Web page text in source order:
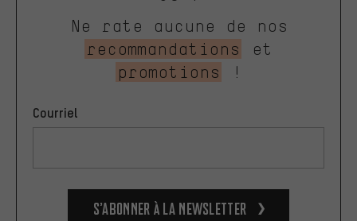
Ne rate aucune de nos
recommandations
et
promotions
!
Courriel
S’abonner à la newsletter